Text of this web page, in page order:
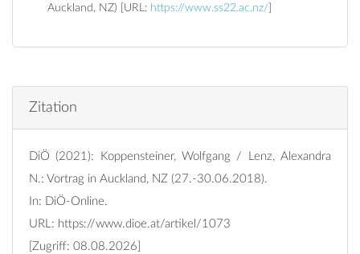
Auckland, NZ) [URL: https://www.ss22.ac.nz/
Zitation
DiÖ (2021): Koppensteiner, Wolfgang / Lenz, Alexandra
N.: Vortrag in Auckland, NZ (27.-30.06.2018).
In: DiÖ-Online.
URL: https://www.dioe.at/artikel/1073
[Zugriff: 08.08.2026]